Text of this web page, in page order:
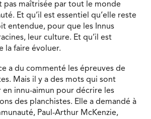
pas maîtrisée par tout le monde
Et qu’il est essentiel qu’elle reste
entendue, pour que les Innus
leur culture. Et qu’il est
la faire évoluer.
a du commenté les épreuves de
Mais il y a des mots qui sont
innu-aimun pour décrire les
des planchistes. Elle a demandé à
Paul-Arthur McKenzie,